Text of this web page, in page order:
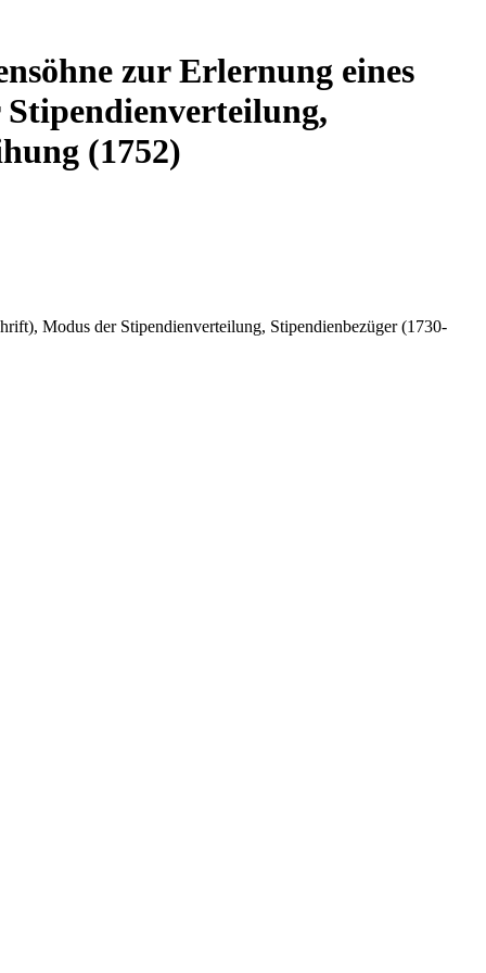
zur Erlernung eines
(1752)
Modus der Stipendienverteilung, Stipendienbezüger (1730-